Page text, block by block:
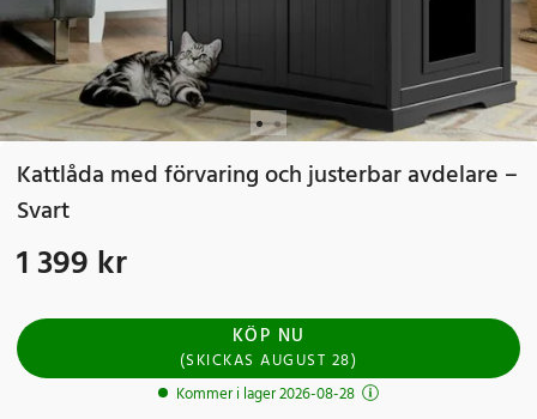
Kattlåda med förvaring och justerbar avdelare –
Svart
Pris:1 399 kr
1 399 kr
KÖP NU
(SKICKASAUGUST 28)
Kommer i lager 2026-08-28